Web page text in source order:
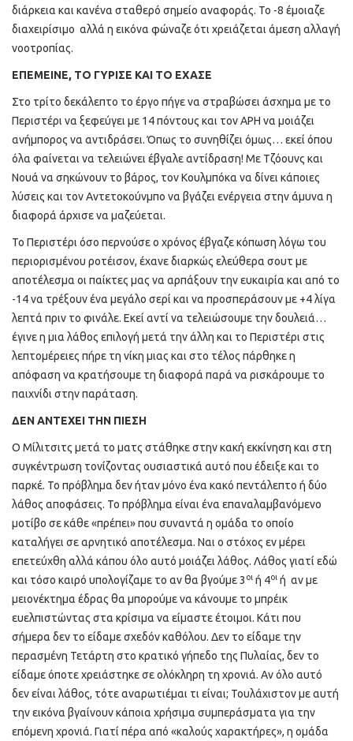
διάρκεια και κανένα σταθερό σημείο αναφοράς. Το -8 έμοιαζε
διαχειρίσιμο αλλά η εικόνα φώναζε ότι χρειάζεται άμεση αλλαγή
νοοτροπίας.
ΕΠΕΜΕΙΝΕ, ΤΟ ΓΥΡΙΣΕ ΚΑΙ ΤΟ ΕΧΑΣΕ
Στο τρίτο δεκάλεπτο το έργο πήγε να στραβώσει άσχημα με το
Περιστέρι να ξεφεύγει με 14 πόντους και τον ΑΡΗ να μοιάζει
ανήμπορος να αντιδράσει. Όπως το συνηθίζει όμως… εκεί όπου
όλα φαίνεται να τελειώνει έβγαλε αντίδραση! Με Τζόουνς και
Νουά να σηκώνουν το βάρος, τον Κουλμπόκα να δίνει κάποιες
λύσεις και τον Αντετοκούνμπο να βγάζει ενέργεια στην άμυνα η
διαφορά άρχισε να μαζεύεται.
Το Περιστέρι όσο περνούσε ο χρόνος έβγαζε κόπωση λόγω του
περιορισμένου ροτέισον, έχανε διαρκώς ελεύθερα σουτ με
αποτέλεσμα οι παίκτες μας να αρπάξουν την ευκαιρία και από το
-14 να τρέξουν ένα μεγάλο σερί και να προσπεράσουν με +4 λίγα
λεπτά πριν το φινάλε. Εκεί αντί να τελειώσουμε την δουλειά…
έγινε η μια λάθος επιλογή μετά την άλλη και το Περιστέρι στις
λεπτομέρειες πήρε τη νίκη μιας και στο τέλος πάρθηκε η
απόφαση να κρατήσουμε τη διαφορά παρά να ρισκάρουμε το
παιχνίδι στην παράταση.
ΔΕΝ ΑΝΤΕΧΕΙ ΤΗΝ ΠΙΕΣΗ
Ο Μίλιτσιτς μετά το ματς στάθηκε στην κακή εκκίνηση και στη
συγκέντρωση τονίζοντας ουσιαστικά αυτό που έδειξε και το
παρκέ. Το πρόβλημα δεν ήταν μόνο ένα κακό πεντάλεπτο ή δύο
λάθος αποφάσεις. Το πρόβλημα είναι ένα επαναλαμβανόμενο
μοτίβο σε κάθε «πρέπει» που συναντά η ομάδα το οποίο
καταλήγει σε αρνητικό αποτέλεσμα. Ναι ο στόχος εν μέρει
επετεύχθη αλλά κάπου όλο αυτό μοιάζει λάθος. Λάθος γιατί εδώ
και τόσο καιρό υπολογίζαμε το αν θα βγούμε 3 οι ή 4οι ή αν με
μειονέκτημα έδρας θα μπορούμε να κάνουμε το μπρέικ
ευελπιστώντας στα κρίσιμα να είμαστε έτοιμοι. Κάτι που
σήμερα δεν το είδαμε σχεδόν καθόλου. Δεν το είδαμε την
περασμένη Τετάρτη στο κρατικό γήπεδο της Πυλαίας, δεν το
είδαμε όποτε χρειάστηκε σε ολόκληρη τη χρονιά. Αν όλο αυτό
δεν είναι λάθος, τότε αναρωτιέμαι τι είναι; Τουλάχιστον με αυτή
την εικόνα βγαίνουν κάποια χρήσιμα συμπεράσματα για την
επόμενη χρονιά. Γιατί πέρα από «καλούς χαρακτήρες», η ομάδα